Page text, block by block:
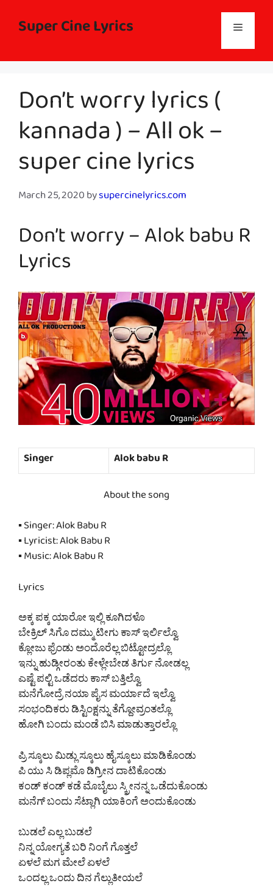
contentSuper Cine Lyrics Menu
Don’t worry lyrics (
kannada ) – All ok –
super cine lyrics
March 25, 2020bysupercinelyrics.com
Don’t worry – Alok babu R
Lyrics
Singer
Alok babu R
About the song
▪ Singer: Alok Babu R
▪ Lyricist: Alok Babu R
▪ Music: Alok Babu R
Lyrics
ಅಕ್ಕ ಪಕ್ಕ ಯಾರೋ ಇಲ್ಲಿ ಕೂಗಿದಳೊ
ಬೇಕ್ರಿಲ್ ಸಿಗೊ ದಮ್ಮು ಟೀಗು ಕಾಸ್ ಇರ್ಲಿಲ್ವೊ
ಕ್ಲೋಜು ಫ್ರೆಂಡು ಅಂದೊರೆಲ್ಲ ಬಿಟ್ಟೋದ್ರಲ್ಲೊ
ಇನ್ನು ಹುಡ್ಗೀರಂತು ಕೇಳ್ಲೇಬೇಡ ತಿರ್ಗು ನೋಡಲ್ಲ
ಎಷ್ಟೆ ಪಲ್ಟಿ ಒಡೆದರು ಕಾಸ್ ಬತ್ತಿಲ್ವೊ
ಮನೆಗೋದ್ರೆ ನಯಾ ಪೈಸ ಮರ್ಯಾದೆ ಇಲ್ವೊ
ಸಂಭಂದಿಕರು ಡಿಸ್ಟಿಂಕ್ಷನ್ನು ತೆಗ್ದೋವ್ರಂತಲ್ಲೊ
ಹೋಗಿ ಬಂದು ಮಂಡೆ ಬಿಸಿ ಮಾಡುತ್ತಾರಲ್ಲೊ
ಪ್ರಿ ಸ್ಕೂಲು ಮಿಡ್ಲು ಸ್ಕೂಲು ಹೈಸ್ಕೂಲು ಮಾಡಿಕೊಂಡು
ಪಿ ಯು ಸಿ ಡಿಪ್ಲಮೊ ಡಿಗ್ರೀನ ದಾಟಿಕೊಂಡು
ಕಂಡ್ ಕಂಡ್ ಕಡೆ ಮೊಬೈಲು ಸ್ಕ್ರೀನನ್ನ ಒಡೆದುಕೊಂಡು
ಮನೆಗ್ ಬಂದು ಸೆಟ್ಲಾಗಿ ಯಾಕಿಂಗೆ ಅಂದುಕೊಂಡು
ಬುಡಲೆ ಎಲ್ಲ ಬುಡಲೆ
ನಿನ್ನ ಯೋಗ್ಯತೆ ಬರಿ ನಿಂಗೆ ಗೊತ್ತಲೆ
ಏಳಲೆ ಮಗ ಮೇಲೆ ಏಳಲೆ
ಒಂದಲ್ಲ ಒಂದು ದಿನ ಗೆಲ್ಲುತೀಯಲೆ